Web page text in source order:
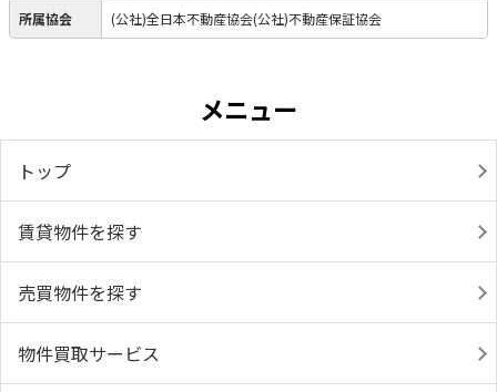
所属協会 (公社)全日本不動産協会(公社)不動産保証協会
メニュー
トップ
賃貸物件を探す
売買物件を探す
物件買取サービス